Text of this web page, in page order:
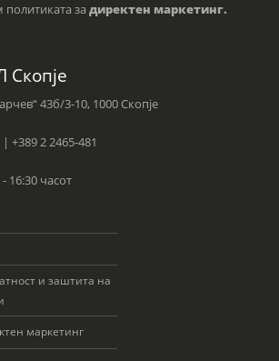
политиката за директен маркетинг.
43б/3-10, 1000 Скопје
+389 2 2465-481
16:30 часот
и заштита на
маркетинг